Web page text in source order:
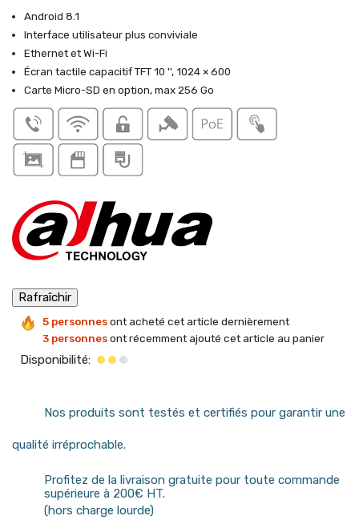
Android 8.1
Interface utilisateur plus conviviale
Ethernet et Wi-Fi
Écran tactile capacitif TFT 10 '', 1024 × 600
Carte Micro-SD en option, max 256 Go
5 personnesont acheté cet article dernièrement
3 personnesont récemment ajouté cet article au panier
Disponibilité:
Nos produits sont testés et certifiés pour garantir une
qualité irréprochable.
Profitez de la livraison gratuite pour toute commande
supérieure à 200€ HT.
(hors charge lourde)